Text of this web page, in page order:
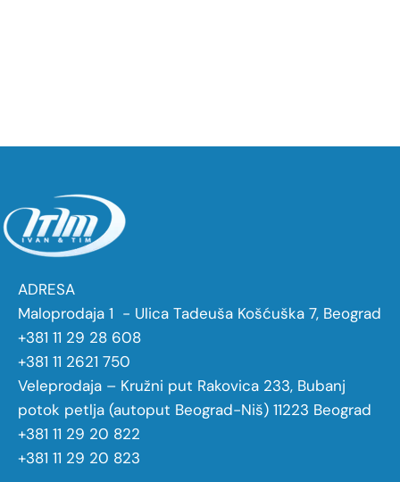
ADRESA
Maloprodaja 1 - Ulica Tadeuša Košćuška 7, Beograd
+381 11 29 28 608
+381 11 2621 750
Veleprodaja – Kružni put Rakovica 233, Bubanj
potok petlja (autoput Beograd-Niš) 11223 Beograd
+381 11 29 20 822
+381 11 29 20 823